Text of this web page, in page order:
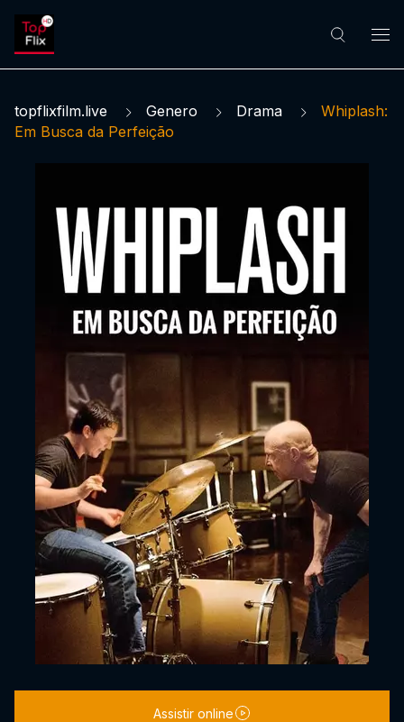
topflixfilm.live Genero Drama
Whiplash:
Em Busca da Perfeição
Assistir online